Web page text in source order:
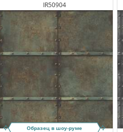
IR50904
Образец в шоу-руме